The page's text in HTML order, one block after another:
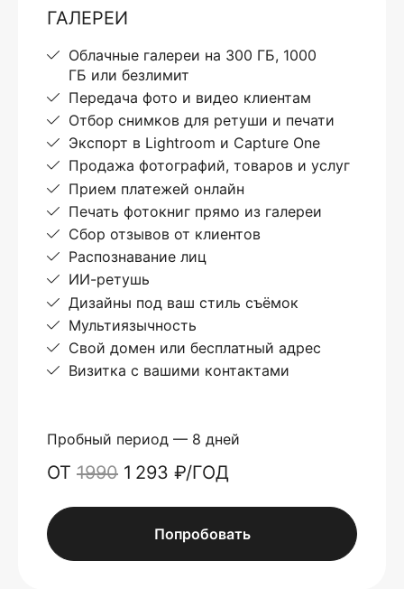
ГАЛЕРЕИ
Облачные галереи на 300 ГБ, 1000
ГБ или безлимит
Передача фото и видео клиентам
Отбор снимков для ретуши и печати
Экспорт в Lightroom и Capture One
Продажа фотографий, товаров и услуг
Прием платежей онлайн
Печать фотокниг прямо из галереи
Сбор отзывов от клиентов
Распознавание лиц
ИИ-ретушь
Дизайны под ваш стиль съёмок
Мультиязычность
Свой домен или бесплатный адрес
Визитка с вашими контактами
Пробный период — 8 дней
ОТ 1990 1 293 ₽/ГОД
Попробовать